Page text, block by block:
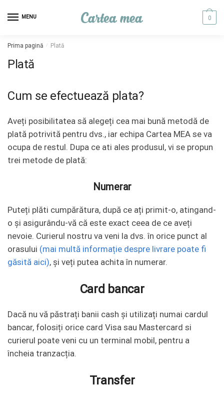
MENU 0
Prima pagină / Plată
Plată
Cum se efectuează plata?
Aveți posibilitatea să alegeți cea mai bună metodă de
plată potrivită pentru dvs., iar echipa Cartea MEA se va
ocupa de restul. Dupa ce ati ales produsul, vi se propun
trei metode de plată:
Numerar
Puteți plăti cumpărătura, după ce ați primit-o, atingand-
o și asigurându-vă că este exact ceea de ce aveți
nevoie. Curierul nostru va veni la dvs. în orice punct al
orasului (mai multă informație despre livrare poate fi
găsită aici), și veți putea achita în numerar.
Card bancar
Dacă nu vă păstrați banii cash și utilizați numai cardul
bancar, folosiți orice card Visa sau Mastercard si
curierul poate veni cu un terminal mobil, pentru a
încheia tranzacția.
Transfer